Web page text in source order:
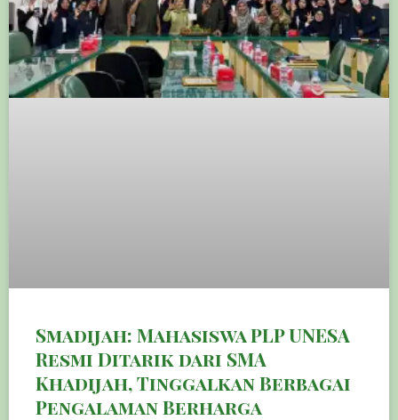
Smadijah: Mahasiswa PLP UNESA
Resmi Ditarik dari SMA
Khadijah, Tinggalkan Berbagai
Pengalaman Berharga